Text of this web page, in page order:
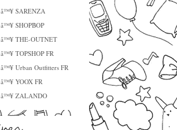
â™¥ SARENZA
â™¥ SHOPBOP
â™¥ THE-OUTNET
â™¥ TOPSHOP FR
â™¥ Urban Outfitters FR
â™¥ YOOX FR
â™¥ ZALANDO